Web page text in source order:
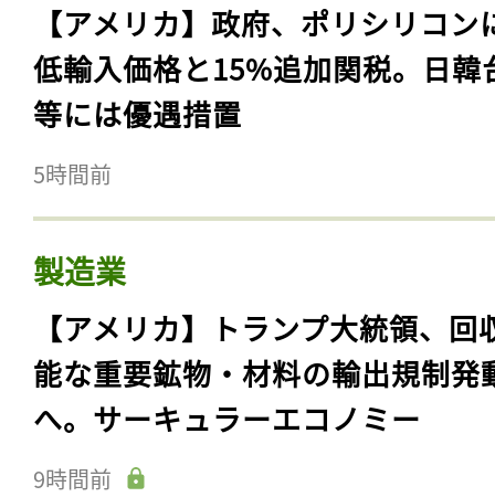
【アメリカ】政府、ポリシリコン
低輸入価格と15%追加関税。日韓
等には優遇措置
5時間前
製造業
【アメリカ】トランプ大統領、回
能な重要鉱物・材料の輸出規制発
へ。サーキュラーエコノミー
9時間前